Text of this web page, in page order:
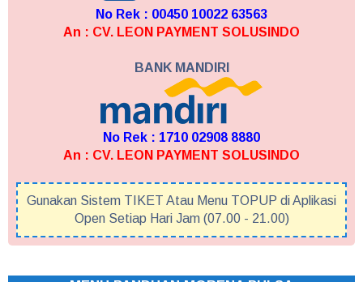
No Rek : 00450 10022 63563
An : CV. LEON PAYMENT SOLUSINDO
BANK MANDIRI
No Rek : 1710 02908 8880
An : CV. LEON PAYMENT SOLUSINDO
Gunakan Sistem TIKET Atau Menu TOPUP di Aplikasi
Open Setiap Hari Jam (07.00 - 21.00)